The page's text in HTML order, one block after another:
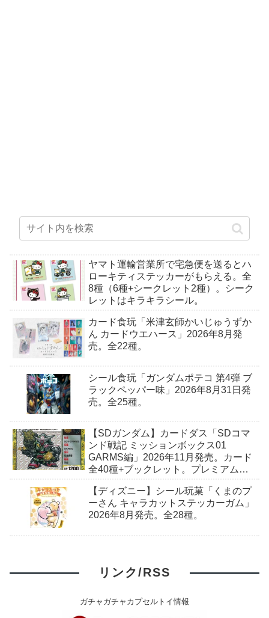
ヤマト運輸営業所で宅急便を送るとハ
ローキティステッカーがもらえる。全
8種（6種+シークレット2種）。シーク
レットはキラキラシール。
カード食玩「米津玄師かいじゅうずか
ん カードウエハース」2026年8月発
売。全22種。
シール食玩「ガンダムポテコ 第4弾 ブ
ラックペッパー味」2026年8月31日発
売。全25種。
【SDガンダム】カードダス「SDコマ
ンド戦記 ミッションボックス01
GARMS編」2026年11月発売。カード
全40種+ブックレット。プレミアムバ
【ディズニー】シール玩菓「くまのプ
ーさん キャラカットステッカーガム」
2026年8月発売。全28種。
リンク/RSS
ガチャガチャカプセルトイ情報